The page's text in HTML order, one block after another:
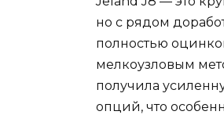
но с рядом
полностью
мелкоузловым
получила
опций, что